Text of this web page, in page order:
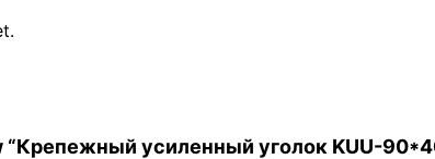
“Крепежный усиленный уголок KUU-